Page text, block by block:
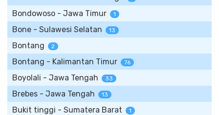
Bondowoso - Jawa Timur 1
Bone - Sulawesi Selatan 13
Bontang 2
Bontang - Kalimantan Timur 76
Boyolali - Jawa Tengah 33
Brebes - Jawa Tengah 13
Bukit tinggi - Sumatera Barat 1